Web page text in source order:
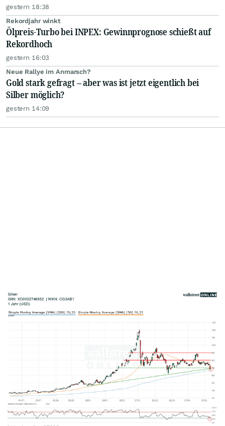
gestern 18:38
Rekordjahr winkt
Ölpreis-Turbo bei INPEX: Gewinnprognose schießt auf
Rekordhoch
gestern 16:03
Neue Rallye im Anmarsch?
Gold stark gefragt – aber was ist jetzt eigentlich bei
Silber möglich?
gestern 14:09